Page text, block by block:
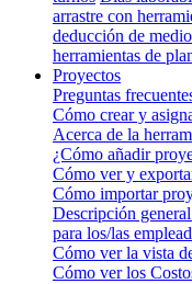
arrastre con
deducción de
herramientas de
Proyectos
Preguntas
Cómo crear y
Acerca de la
¿Cómo añadir
Cómo ver y
Cómo importar
Descripción
para los/las
Cómo ver la vista
Cómo ver los